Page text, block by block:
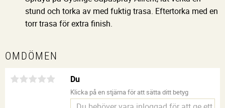
stund och torka av med fuktig trasa. Eftertorka med en
torr trasa för extra finish.
OMDÖMEN
Du
Klicka på en stjärna för att sätta ditt betyg